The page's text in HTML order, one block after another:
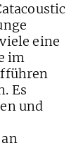
eine
im
Es
und